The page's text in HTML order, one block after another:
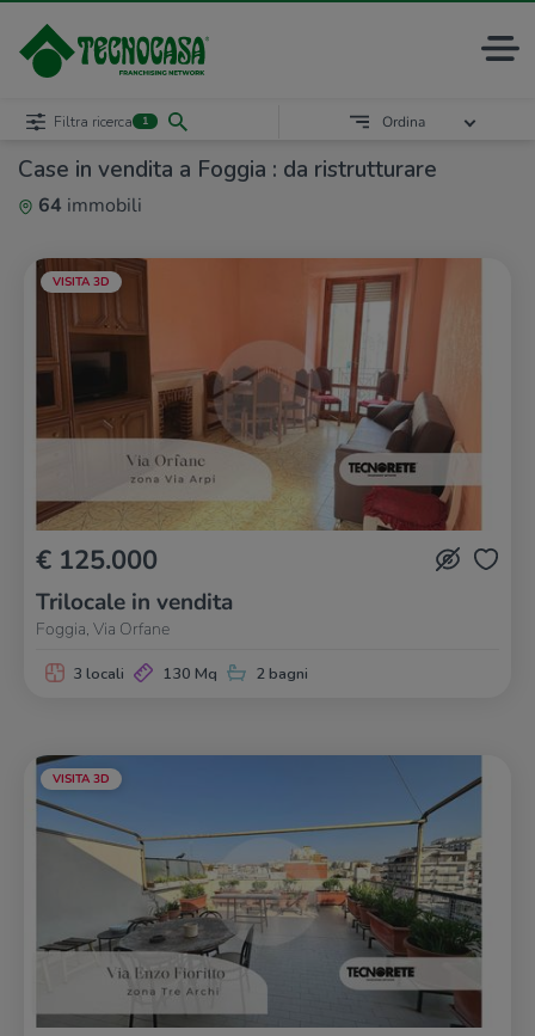
Case in vendita a Foggia : da ristrutturare
64 immobili
Filtra ricerca 1 Ordina
VISITA 3D
€ 125.000
Trilocale in vendita
Foggia, Via Orfane
3 locali 130 Mq 2 bagni
VISITA 3D